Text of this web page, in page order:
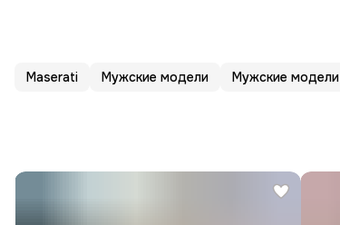
Maserati Мужские модели Мужские модели